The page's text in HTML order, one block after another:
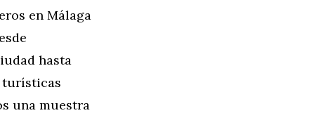
en Málaga
hasta
turísticas
una muestra